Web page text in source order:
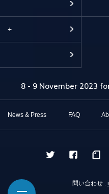
+
8 - 9 November 2023
News & Press FAQ
問い合わせ :